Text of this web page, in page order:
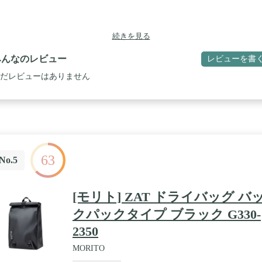
続きを見る
なのレビュー レビューを書
レビューはありません
63
[モリト] ZAT ドライバッグ バ
クパックタイプ ブラック G330-
2350
MORITO